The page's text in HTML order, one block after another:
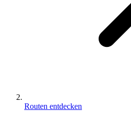
Routen entdecken